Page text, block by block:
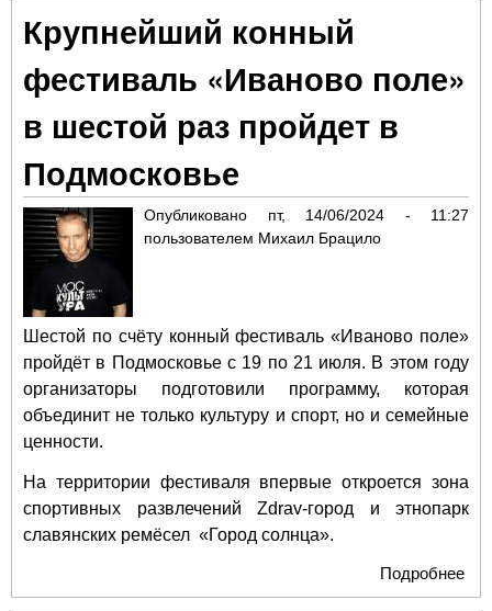
Крупнейший конный
фестиваль «Иваново поле»
в шестой раз пройдет в
Подмосковье
Опубликовано пт, 14/06/2024 - 11:27
пользователем Михаил Брацило
Шестой по счёту конный фестиваль «Иваново поле»
пройдёт в Подмосковье с 19 по 21 июля. В этом году
организаторы подготовили программу, которая
объединит не только культуру и спорт, но и семейные
ценности.
На территории фестиваля впервые откроется зона
спортивных развлечений Zdrav-город и этнопарк
славянских ремёсел «Город солнца».
Подробнее